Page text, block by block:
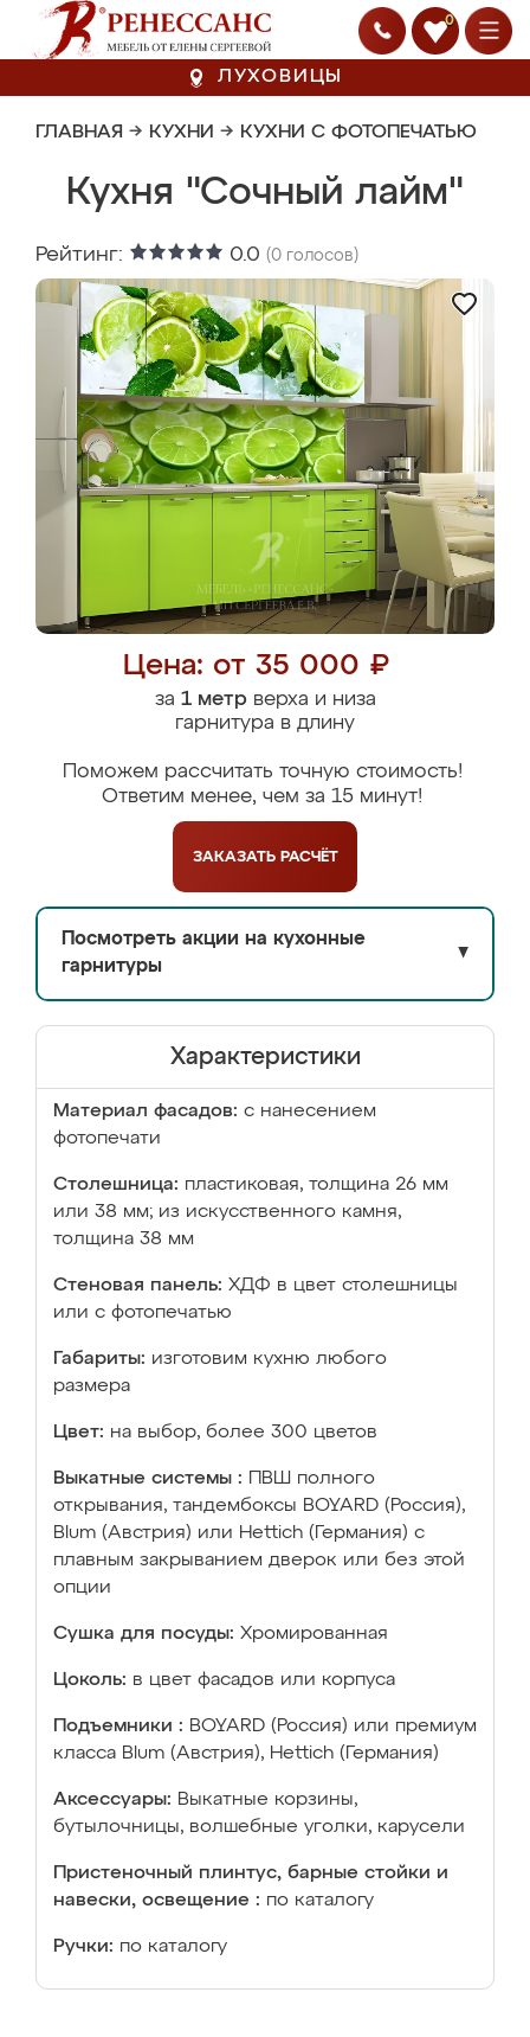
0
ЛУХОВИЦЫ
ГЛАВНАЯ → КУХНИ → КУХНИ С ФОТОПЕЧАТЬЮ
Кухня "Сочный лайм"
Рейтинг: 0.0 (0 голосов)
Цена: от 35 000 ₽
за 1 метрверха и низа
гарнитура в длину
Поможем рассчитать точную стоимость!
Ответим менее, чем за 15 минут!
ЗАКАЗАТЬ РАСЧЁТ
Посмотреть акции на кухонные
гарнитуры
▼
Характеристики
Материал фасадов: с нанесением
фотопечати
Столешница: пластиковая, толщина 26 мм
или 38 мм; из искусственного камня,
толщина 38 мм
Стеновая панель: ХДФ в цвет столешницы
или с фотопечатью
Габариты: изготовим кухню любого
размера
Цвет: на выбор, более 300 цветов
Выкатные системы :
ПВШ полного
открывания, тандембоксы BOYARD (Россия),
Blum (Австрия) или Hettich (Германия) с
плавным закрыванием дверок или без этой
опции
Сушка для посуды: Хромированная
Цоколь: в цвет фасадов или корпуса
Подъемники : BOYARD (Россия) или премиум
класса Blum (Австрия), Hettich (Германия)
Аксессуары: Выкатные корзины,
бутылочницы, волшебные уголки, карусели
Пристеночный плинтус, барные стойки и
навески, освещение : по каталогу
Ручки: по каталогу